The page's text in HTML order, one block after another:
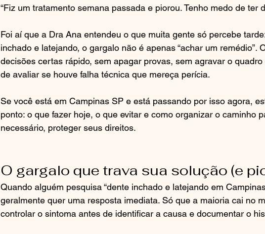
“Fiz um tratamento semana passada e piorou. Tenho medo de ter
Foi aí que a Dra Ana entendeu o que muita gente só percebe
inchado e latejando, o gargalo não é apenas “achar um remédio”.
decisões certas rápido, sem apagar provas, sem agravar o
de avaliar se houve falha técnica que mereça perícia.
Se você está em Campinas SP e está passando por isso agora,
ponto: o que fazer hoje, o que evitar e como organizar o caminho
necessário, proteger seus direitos.
O gargalo que trava sua solução (e
Quando alguém pesquisa “dente inchado e latejando em
geralmente quer uma resposta imediata. Só que a maioria cai no
controlar o sintoma antes de identificar a causa e documentar o